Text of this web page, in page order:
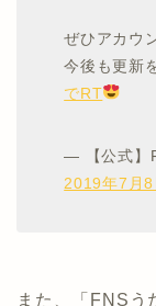
ぜひアカウ
今後も更新
でRT
— 【公式】
2019年7月8
また、「FNSう